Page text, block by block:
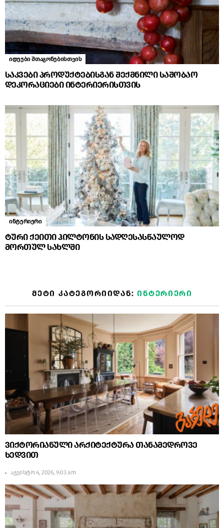
იდეები შთაგონებისთვის
საკვები პროდუქტებისგან შექმნილი საშობაო
დეკორაციები ინტერიერისთვის
ინტერიერი
ტური ქეითი ჰილტონის სადღესასწაულოდ
მორთულ სახლში
ᲛᲔᲢᲘ ᲙᲐᲢᲔᲒᲝᲠᲘᲘᲓᲐᲜ:ᲘᲜᲢᲔᲠᲘᲔᲠᲘ
ვიქტორიანული არქიტექტურა თანამედროვე
ხედვით
აგვისტო 4, 2026, 9:03 am